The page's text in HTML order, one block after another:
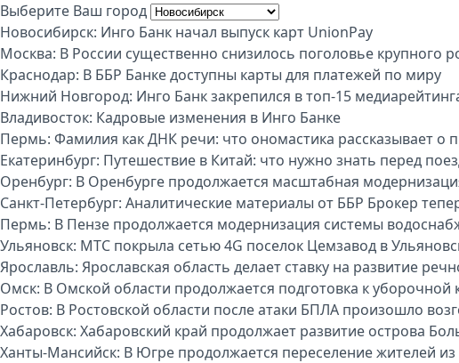
Выберите Ваш город
Новосибирск: Инго Банк начал выпуск карт UnionPay
Москва: В России существенно снизилось поголовье крупного
Краснодар: В ББР Банке доступны карты для платежей по миру
Нижний Новгород: Инго Банк закрепился в топ-15
Владивосток: Кадровые изменения в Инго Банке
Пермь: Фамилия как ДНК речи: что ономастика рассказывает о
Екатеринбург: Путешествие в Китай: что нужно знать перед
Оренбург: В Оренбурге продолжается масштабная
Санкт-Петербург: Аналитические материалы от ББР Брокер
Пермь: В Пензе продолжается модернизация системы
Ульяновск: МТС покрыла сетью 4G поселок Цемзавод в
Ярославль: Ярославская область делает ставку на развитие
Омск: В Омской области продолжается подготовка к уборочной
Ростов: В Ростовской области после атаки БПЛА произошло
Хабаровск: Хабаровский край продолжает развитие острова
Ханты-Мансийск: В Югре продолжается переселение жителей